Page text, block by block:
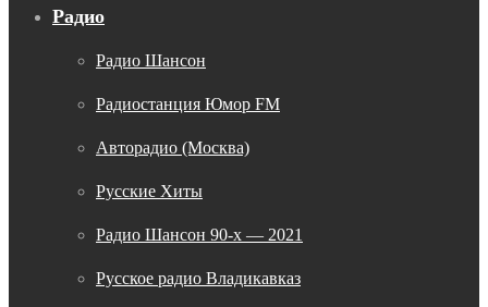
Радио
Радио Шансон
Радиостанция Юмор FM
Авторадио (Москва)
Русские Хиты
Радио Шансон 90-х — 2021
Русское радио Владикавказ